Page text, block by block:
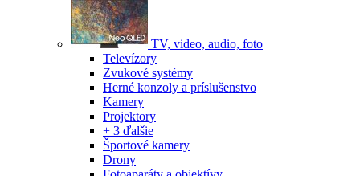
TV, video, audio, foto
Televízory
Zvukové systémy
Herné konzoly a príslušenstvo
Kamery
Projektory
+ 3 ďalšie
Športové kamery
Drony